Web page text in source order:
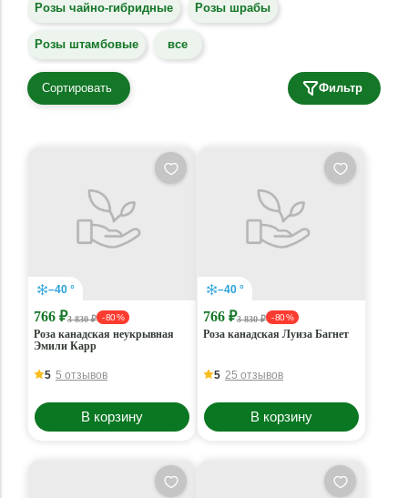
Розы чайно-гибридные Розы шрабы
Розы штамбовые все
Сортировать Фильтр
–40 °
766 ₽3 830 ₽ - 80 %
Роза канадская неукрывная
Эмили Карр
5 5 отзывов
В корзину
–40 °
766 ₽3 830 ₽ - 80 %
Роза канадская Луиза Багнет
5 25 отзывов
В корзину